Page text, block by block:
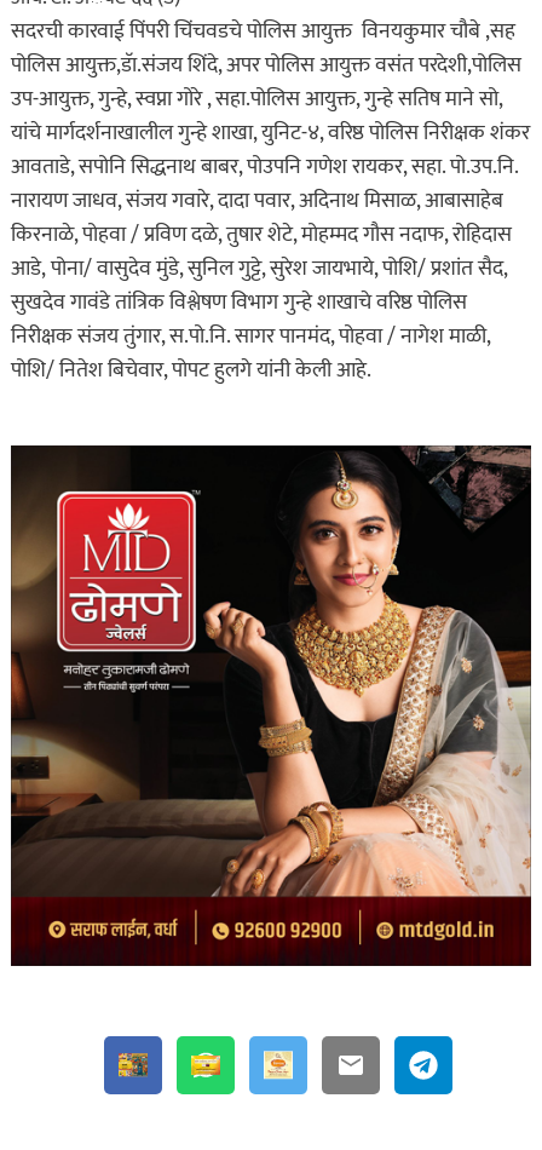
सदरची कारवाई पिंपरी चिंचवडचे पोलिस आयुक्त विनयकुमार चौबे ,सह
पोलिस आयुक्त,डॅा.संजय शिंदे, अपर पोलिस आयुक्त वसंत परदेशी,पोलिस
उप-आयुक्त, गुन्हे, स्वप्ना गोरे , सहा.पोलिस आयुक्त, गुन्हे सतिष माने सो,
यांचे मार्गदर्शनाखालील गुन्हे शाखा, युनिट-४, वरिष्ठ पोलिस निरीक्षक शंकर
आवताडे, सपोनि सिद्धनाथ बाबर, पोउपनि गणेश रायकर, सहा. पो.उप.नि.
नारायण जाधव, संजय गवारे, दादा पवार, अदिनाथ मिसाळ, आबासाहेब
किरनाळे, पोहवा / प्रविण दळे, तुषार शेटे, मोहम्मद गौस नदाफ, रोहिदास
आडे, पोना/ वासुदेव मुंडे, सुनिल गुट्टे, सुरेश जायभाये, पोशि/ प्रशांत सैद,
सुखदेव गावंडे तांत्रिक विश्लेषण विभाग गुन्हे शाखाचे वरिष्ठ पोलिस
निरीक्षक संजय तुंगार, स.पो.नि. सागर पानमंद, पोहवा / नागेश माळी,
पोशि/ नितेश बिचेवार, पोपट हुलगे यांनी केली आहे.